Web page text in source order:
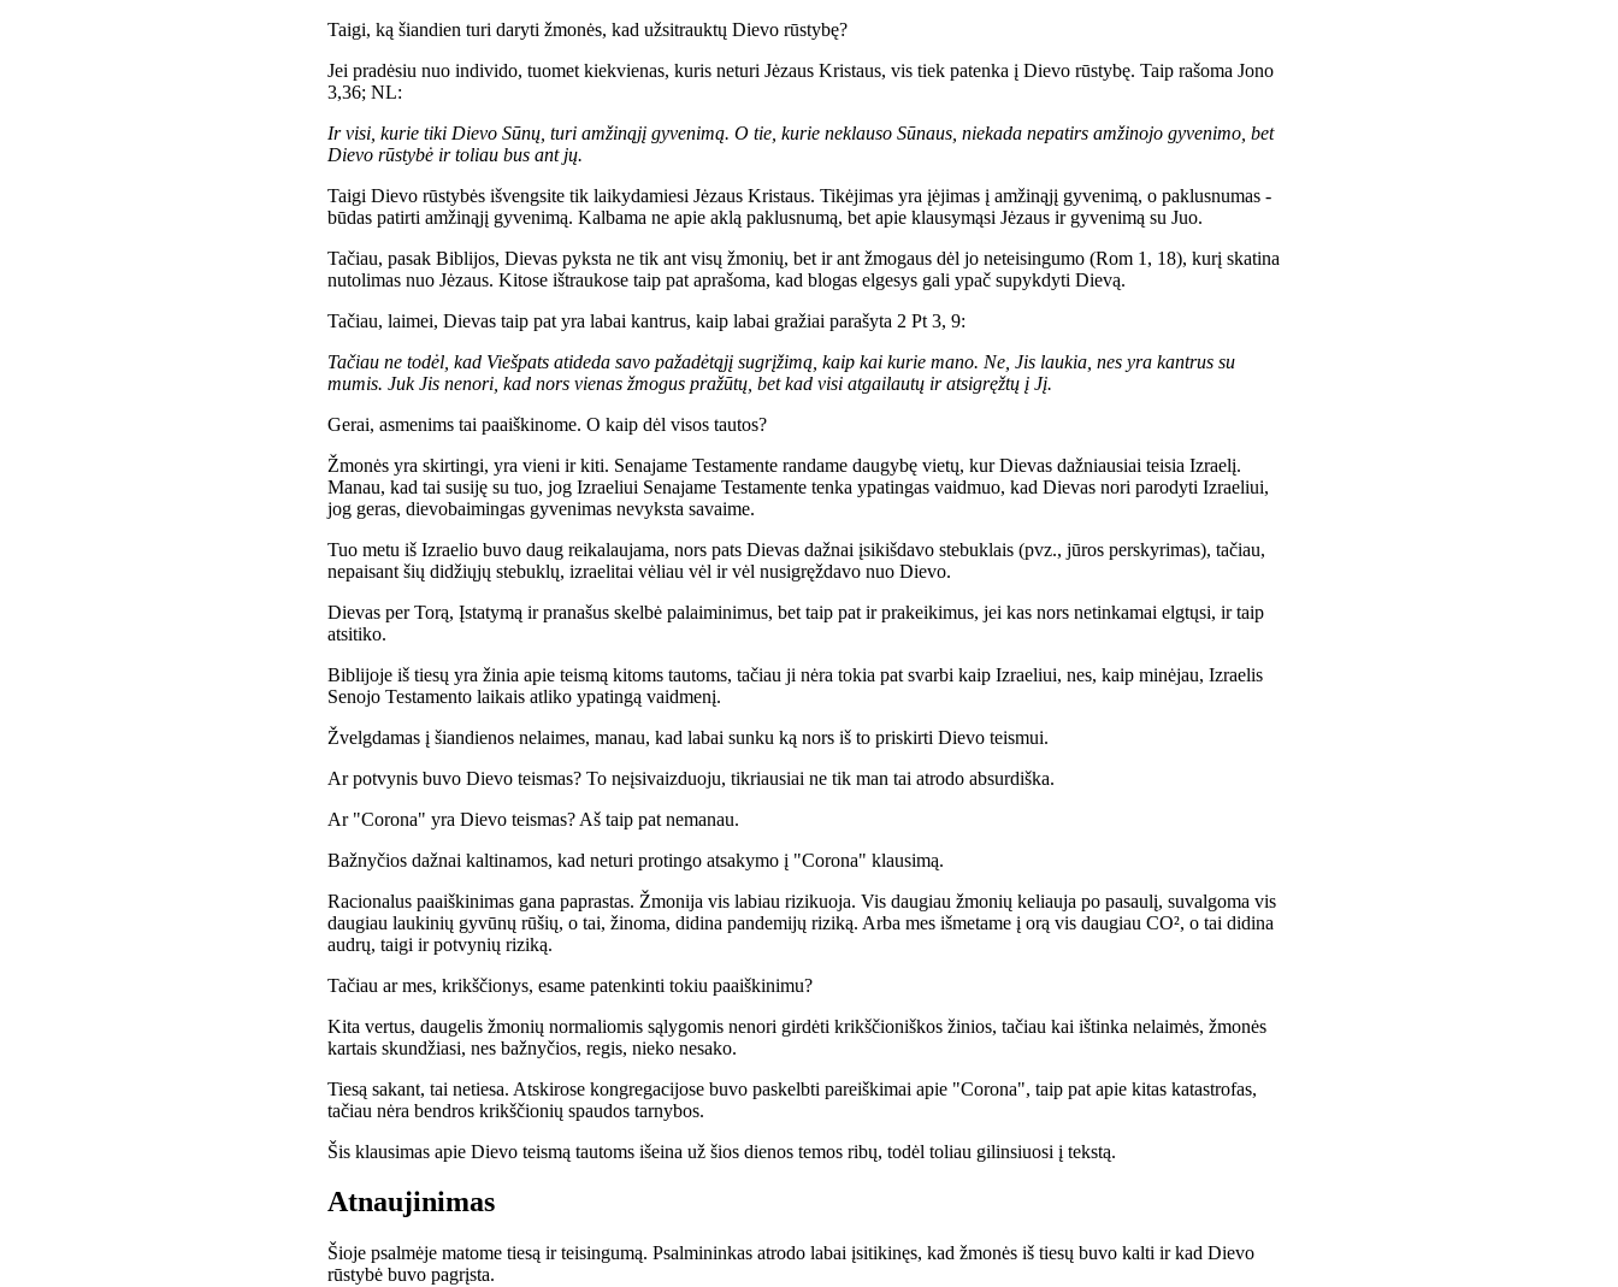
Taigi, ką šiandien turi daryti žmonės, kad užsitrauktų Dievo rūstybę?
Jei pradėsiu nuo individo, tuomet kiekvienas, kuris neturi Jėzaus Kristaus, vis tiek patenka į Dievo rūstybę. Taip rašoma Jono
3,36; NL:
Ir visi, kurie tiki Dievo Sūnų, turi amžinąjį gyvenimą. O tie, kurie neklauso Sūnaus, niekada nepatirs amžinojo gyvenimo, bet
Dievo rūstybė ir toliau bus ant jų.
Taigi Dievo rūstybės išvengsite tik laikydamiesi Jėzaus Kristaus. Tikėjimas yra įėjimas į amžinąjį gyvenimą, o paklusnumas -
būdas patirti amžinąjį gyvenimą. Kalbama ne apie aklą paklusnumą, bet apie klausymąsi Jėzaus ir gyvenimą su Juo.
Tačiau, pasak Biblijos, Dievas pyksta ne tik ant visų žmonių, bet ir ant žmogaus dėl jo neteisingumo (Rom 1, 18), kurį skatina
nutolimas nuo Jėzaus. Kitose ištraukose taip pat aprašoma, kad blogas elgesys gali ypač supykdyti Dievą.
Tačiau, laimei, Dievas taip pat yra labai kantrus, kaip labai gražiai parašyta 2 Pt 3, 9:
Tačiau ne todėl, kad Viešpats atideda savo pažadėtąjį sugrįžimą, kaip kai kurie mano. Ne, Jis laukia, nes yra kantrus su
mumis. Juk Jis nenori, kad nors vienas žmogus pražūtų, bet kad visi atgailautų ir atsigręžtų į Jį.
Gerai, asmenims tai paaiškinome. O kaip dėl visos tautos?
Žmonės yra skirtingi, yra vieni ir kiti. Senajame Testamente randame daugybę vietų, kur Dievas dažniausiai teisia Izraelį.
Manau, kad tai susiję su tuo, jog Izraeliui Senajame Testamente tenka ypatingas vaidmuo, kad Dievas nori parodyti Izraeliui,
jog geras, dievobaimingas gyvenimas nevyksta savaime.
Tuo metu iš Izraelio buvo daug reikalaujama, nors pats Dievas dažnai įsikišdavo stebuklais (pvz., jūros perskyrimas), tačiau,
nepaisant šių didžiųjų stebuklų, izraelitai vėliau vėl ir vėl nusigręždavo nuo Dievo.
Dievas per Torą, Įstatymą ir pranašus skelbė palaiminimus, bet taip pat ir prakeikimus, jei kas nors netinkamai elgtųsi, ir taip
atsitiko.
Biblijoje iš tiesų yra žinia apie teismą kitoms tautoms, tačiau ji nėra tokia pat svarbi kaip Izraeliui, nes, kaip minėjau, Izraelis
Senojo Testamento laikais atliko ypatingą vaidmenį.
Žvelgdamas į šiandienos nelaimes, manau, kad labai sunku ką nors iš to priskirti Dievo teismui.
Ar potvynis buvo Dievo teismas? To neįsivaizduoju, tikriausiai ne tik man tai atrodo absurdiška.
Ar "Corona" yra Dievo teismas? Aš taip pat nemanau.
Bažnyčios dažnai kaltinamos, kad neturi protingo atsakymo į "Corona" klausimą.
Racionalus paaiškinimas gana paprastas. Žmonija vis labiau rizikuoja. Vis daugiau žmonių keliauja po pasaulį, suvalgoma vis
daugiau laukinių gyvūnų rūšių, o tai, žinoma, didina pandemijų riziką. Arba mes išmetame į orą vis daugiau CO², o tai didina
audrų, taigi ir potvynių riziką.
Tačiau ar mes, krikščionys, esame patenkinti tokiu paaiškinimu?
Kita vertus, daugelis žmonių normaliomis sąlygomis nenori girdėti krikščioniškos žinios, tačiau kai ištinka nelaimės, žmonės
kartais skundžiasi, nes bažnyčios, regis, nieko nesako.
Tiesą sakant, tai netiesa. Atskirose kongregacijose buvo paskelbti pareiškimai apie "Corona", taip pat apie kitas katastrofas,
tačiau nėra bendros krikščionių spaudos tarnybos.
Šis klausimas apie Dievo teismą tautoms išeina už šios dienos temos ribų, todėl toliau gilinsiuosi į tekstą.
Atnaujinimas
Šioje psalmėje matome tiesą ir teisingumą. Psalmininkas atrodo labai įsitikinęs, kad žmonės iš tiesų buvo kalti ir kad Dievo
rūstybė buvo pagrįsta.